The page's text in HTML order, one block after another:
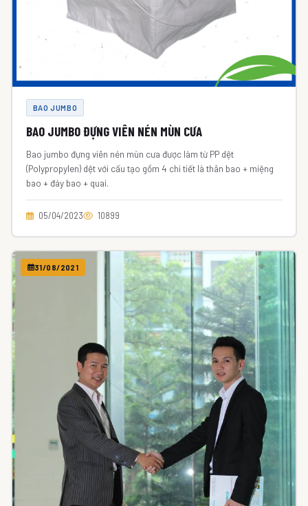
BAO JUMBO
BAO JUMBO ĐỰNG VIÊN NÉN MÙN CƯA
Bao jumbo đựng viên nén mùn cưa được làm từ PP dệt
(Polypropylen) dệt với cấu tạo gồm 4 chi tiết là thân bao + miệng
bao + đáy bao + quai.
05/04/2023 10899
31/08/2021